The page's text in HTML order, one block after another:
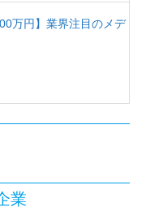
万円】業界注目のメデ
業